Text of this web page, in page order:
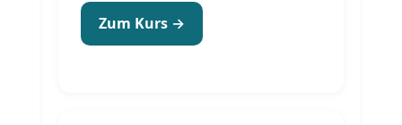
Zum Kurs →